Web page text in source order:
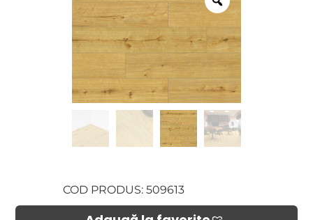
COD PRODUS: 509613